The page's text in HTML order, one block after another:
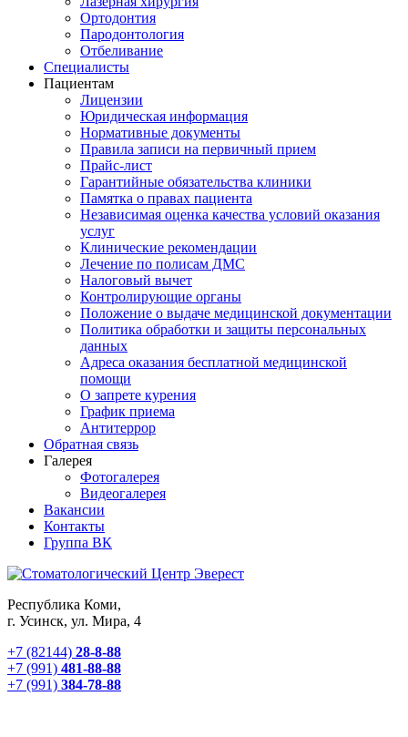
Ортодонтия
Пародонтология
Отбеливание
Специалисты
Пациентам
Лицензии
Юридическая информация
Нормативные документы
Правила записи на первичный прием
Прайс-лист
Гарантийные обязательства клиники
Памятка о правах пациента
Независимая оценка качества условий оказания
услуг
Клинические рекомендации
Лечение по полисам ДМС
Налоговый вычет
Контролирующие органы
Положение о выдаче медицинской документации
Политика обработки и защиты персональных
данных
Адреса оказания бесплатной медицинской
помощи
О запрете курения
График приема
Антитеррор
Обратная связь
Галерея
Фотогалерея
Видеогалерея
Вакансии
Контакты
Группа ВК
Республика Коми,
г. Усинск, ул. Мира, 4
+7 (82144) 28-8-88
+7 (991) 481-88-88
+7 (991) 384-78-88